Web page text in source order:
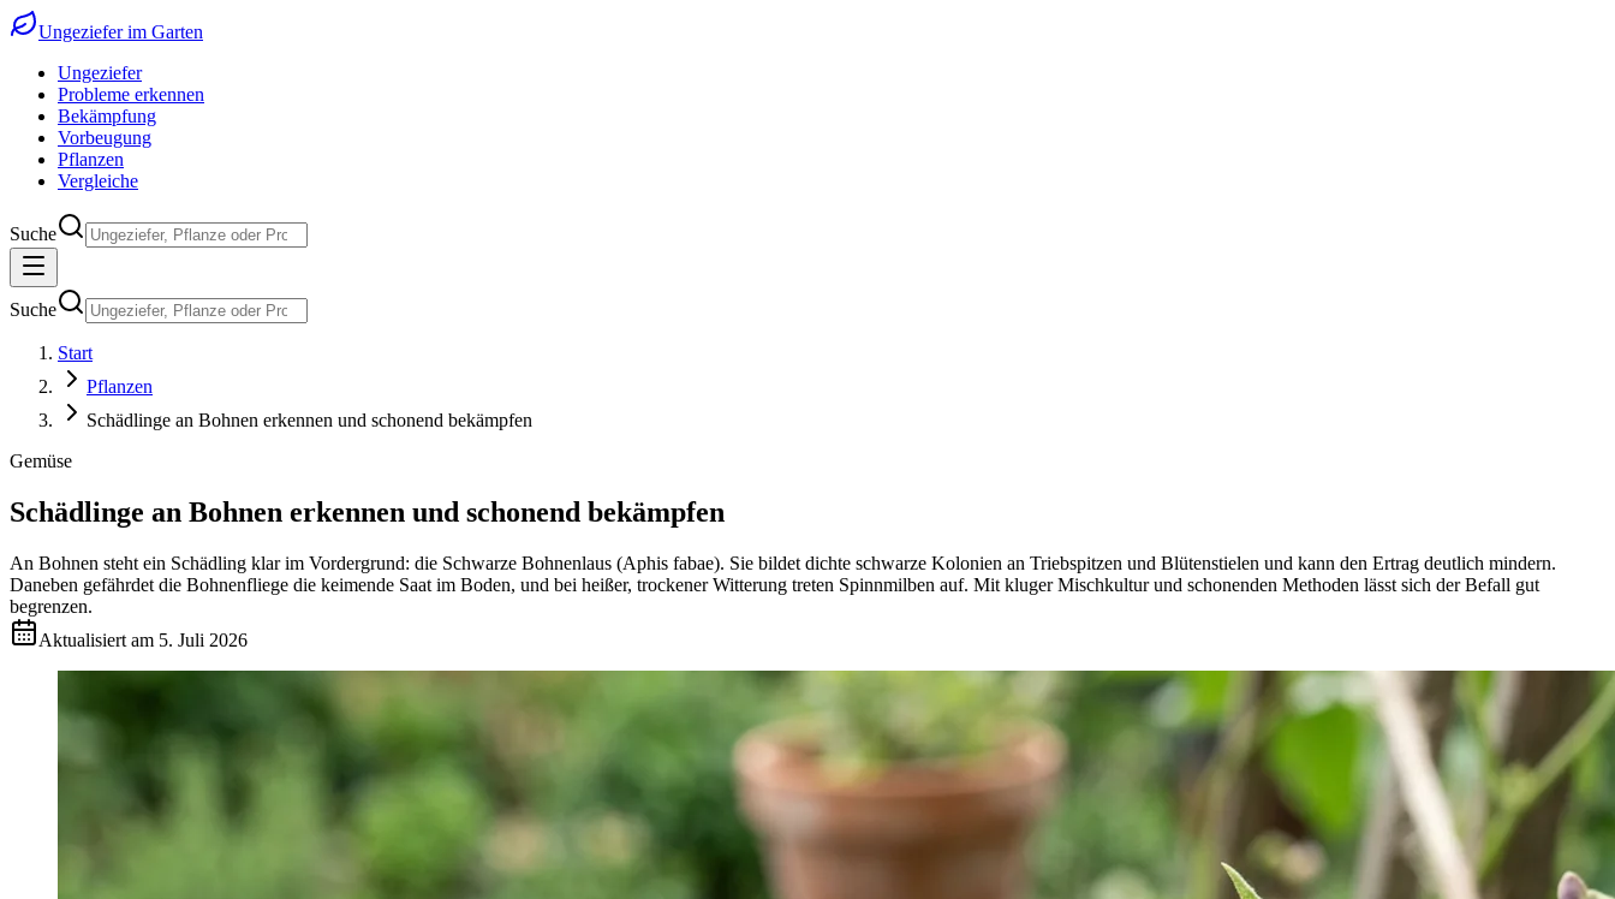
Ungeziefer im Garten
Ungeziefer
Probleme erkennen
Bekämpfung
Vorbeugung
Pflanzen
Vergleiche
Suche
Suche
Start
Pflanzen
Schädlinge an Bohnen erkennen und schonend bekämpfen
Gemüse
Schädlinge an Bohnen erkennen und schonend bekämpfen
An Bohnen steht ein Schädling klar im Vordergrund: die Schwarze Bohnenlaus (Aphis fabae). Sie bildet dichte schwarze Kolonien an Triebspitzen und Blütenstielen und kann den Ertrag deutlich mindern.
Daneben gefährdet die Bohnenfliege die keimende Saat im Boden, und bei heißer, trockener Witterung treten Spinnmilben auf. Mit kluger Mischkultur und schonenden Methoden lässt sich der Befall gut
begrenzen.
Aktualisiert am 5. Juli 2026